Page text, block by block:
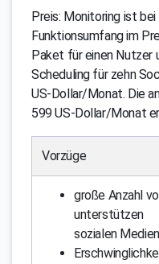
Preis: Monitoring ist
Funktionsumfang im
Paket für einen Nutzer
Scheduling für zehn
US-Dollar/Monat. Die
599 US-Dollar/Monat
Vorzüge
große Anzahl
unterstützen
sozialen Medien